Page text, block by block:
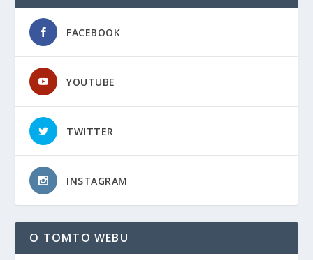
FACEBOOK
YOUTUBE
TWITTER
INSTAGRAM
O TOMTO WEBU